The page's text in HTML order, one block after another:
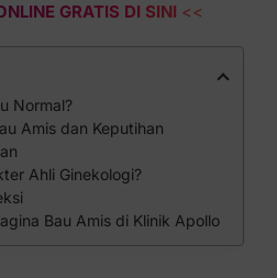
GRATIS DI SINI <<
Normal?
Amis dan Keputihan
Ahli Ginekologi?
Bau Amis di Klinik Apollo